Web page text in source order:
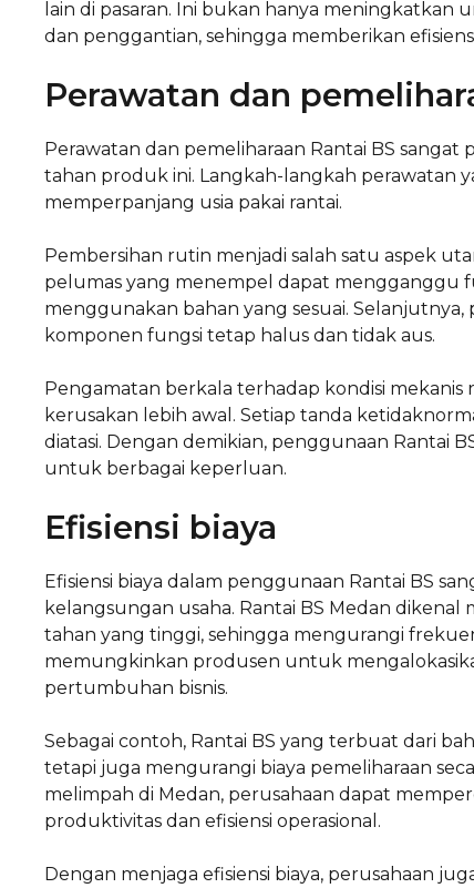
lain di pasaran. Ini bukan hanya
dan penggantian, sehingga memberikan
Perawatan dan
Perawatan dan pemeliharaan Rantai BS
tahan produk ini. Langkah-langkah perawatan
memperpanjang usia pakai rantai.
Pembersihan rutin menjadi salah satu aspek
pelumas yang menempel dapat mengganggu
menggunakan bahan yang sesuai.
komponen fungsi tetap halus dan tidak aus.
Pengamatan berkala terhadap kondisi
kerusakan lebih awal. Setiap tanda
diatasi. Dengan demikian, penggunaan Rantai
untuk berbagai keperluan.
Efisiensi biaya
Efisiensi biaya dalam penggunaan Rantai BS
kelangsungan usaha. Rantai BS Medan
tahan yang tinggi, sehingga mengurangi
memungkinkan produsen untuk
pertumbuhan bisnis.
Sebagai contoh, Rantai BS yang terbuat dari
tetapi juga mengurangi biaya pemeliharaan
melimpah di Medan, perusahaan dapat
produktivitas dan efisiensi operasional.
Dengan menjaga efisiensi biaya, perusahaan